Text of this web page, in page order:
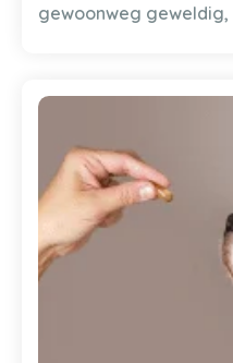
gewoonweg geweldig,